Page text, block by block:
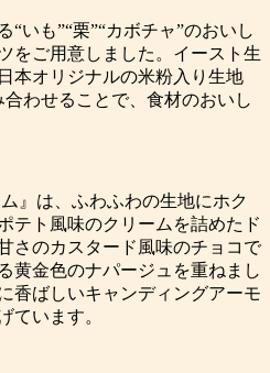
いも”“栗”“カボチャ”のおいし
をご用意しました。イースト生
本オリジナルの米粉入り生地
わせることで、食材のおいし
』は、ふわふわの生地にホク
テト風味のクリームを詰めたド
さのカスタード風味のチョコで
黄金色のナパージュを重ねまし
香ばしいキャンディングアーモ
ています。